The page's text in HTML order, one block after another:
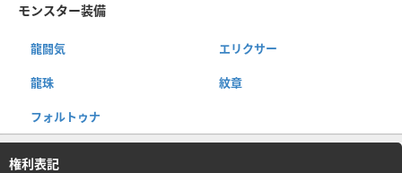
モンスター装備
龍闘気 エリクサー
龍珠 紋章
フォルトゥナ
権利表記